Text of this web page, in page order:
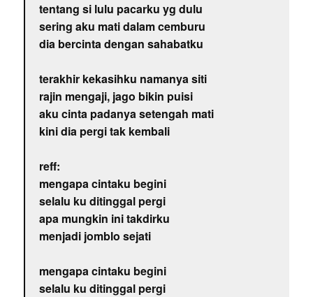
tentang si lulu pacarku yg dulu
sering aku mati dalam cemburu
dia bercinta dengan sahabatku
terakhir kekasihku namanya siti
rajin mengaji, jago bikin puisi
aku cinta padanya setengah mati
kini dia pergi tak kembali
reff:
mengapa cintaku begini
selalu ku ditinggal pergi
apa mungkin ini takdirku
menjadi jomblo sejati
mengapa cintaku begini
selalu ku ditinggal pergi